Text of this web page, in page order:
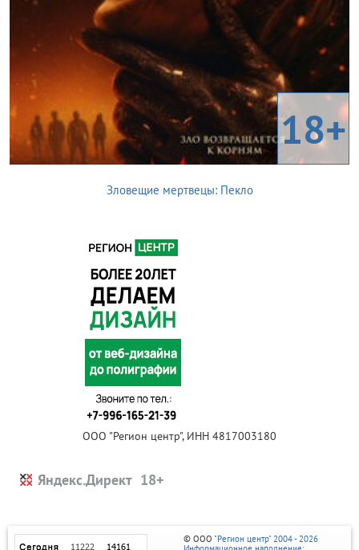
18+
Зловещие мертвецы: Пекло
ООО "Регион центр", ИНН 4817003180
Яндекс.Директ
© ООО "Регион центр" 2004 - 2026